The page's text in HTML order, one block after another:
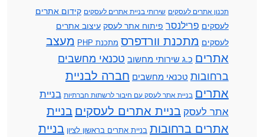
תכנון אתרים לעסקים שירותי בניית אתרים לעסקים קידום אתרים
לעסקים פרילנסר פיתוח אתר לעסק עיצוב אתרים
לעסקים מתכנת וורדפרס מתכנת PHP
מעצב
אתרים כ.ג שירותי מחשוב טכנאי מחשבים
ברחובות טכנאי מחשבים חברה לבניית
אתרים בניית אתר לעסק עם חיבור לרשתות חברתיות בניית
אתר לעסק בניית אתרים לעסקים בניית
אתרים ברחובות בניית אתרים בראשון לציון בניית